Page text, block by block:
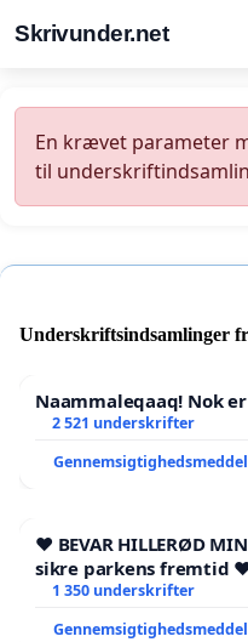
Skrivunder.net
En krævet parameter
til
Underskriftsindsamlinger
Naammaleqaaq! Nok
2 521 underskrifter
❤️ BEVAR HILLERØD
sikre parkens fremtid
1 350 underskrifter